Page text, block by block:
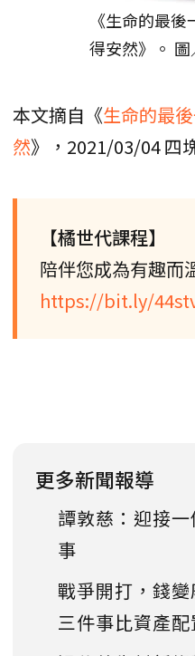
《生命的最
得安然》。
本文摘自《生命的最
然》，2021/03/04 四
【橘世代課程】
陪伴您成為有趣而
https://bit.ly/
更多新聞報導
譚敦慈：迎接
事
戰爭開打，錢
三件事比資產配